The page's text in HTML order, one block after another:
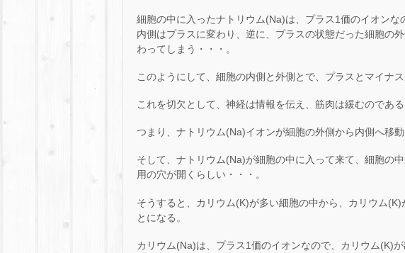
細胞の中に入ったナトリウム(Na)は、プラス1価のイオン
内側はプラスに変わり、逆に、プラスの状態だった細胞の
わってしまう・・・。
このようにして、細胞の内側と外側とで、プラスとマイナ
これを切欠として、神経は情報を伝え、筋肉は緩むのである
つまり、ナトリウム(Na)イオンが細胞の外側から内側へ移
そして、ナトリウム(Na)が細胞の中に入って来て、細胞の
用の穴が開くらしい・・・。
そうすると、カリウム(K)が多い細胞の中から、カリウム
とになる。
カリウム(Na)は、プラス1価のイオンなので、カリウム(K)